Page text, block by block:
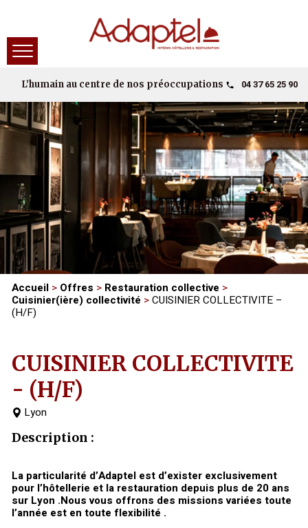
L’humain au centre de nos préoccupations 04 37 65 25 90
Accueil > Offres > Restauration collective >
Cuisinier(ière) collectivité >CUISINIER COLLECTIVITE –
(H/F)
CUISINIER COLLECTIVITE
- (H/F)
Lyon
Description :
La particularité d’Adaptel est d’exister exclusivement
pour l’hôtellerie et la restauration depuis plus de 20 ans
sur Lyon .Nous vous offrons des missions variées toute
l’année est en toute flexibilité .